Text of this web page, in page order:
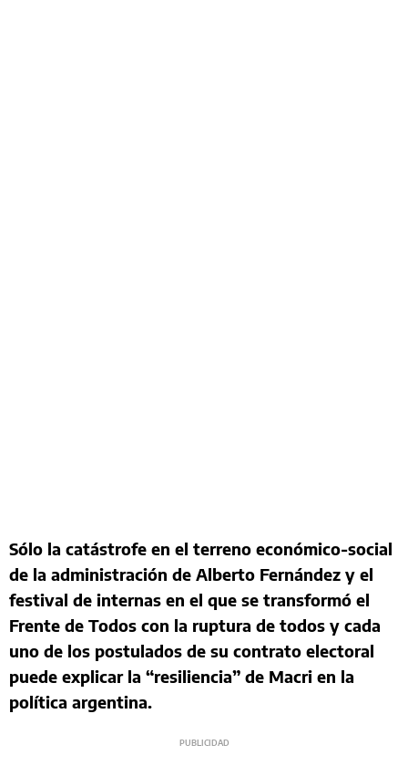
Sólo la catástrofe en el terreno económico-social
de la administración de Alberto Fernández y el
festival de internas en el que se transformó el
Frente de Todos con la ruptura de todos y cada
uno de los postulados de su contrato electoral
puede explicar la “resiliencia” de Macri en la
política argentina.